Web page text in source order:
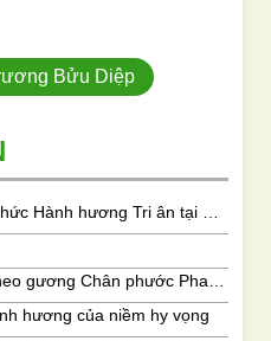
Bửu Diệp
hương của niềm hy vọng